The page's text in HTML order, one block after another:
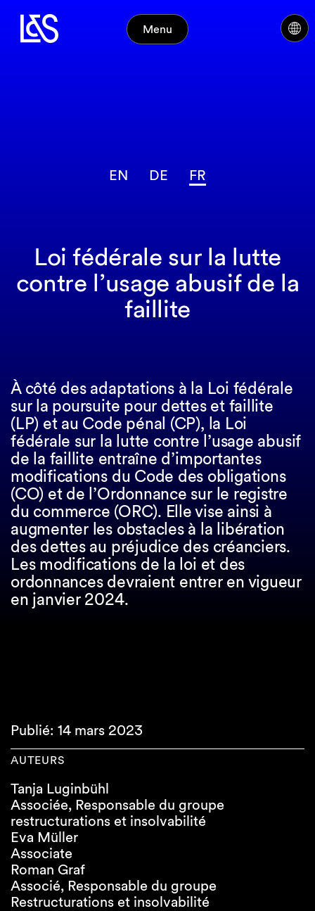
Menu
EN DE FR
Loi fédérale sur la lutte
contre l’usage abusif de la
faillite
À côté des adaptations à la Loi fédérale
sur la poursuite pour dettes et faillite
(LP) et au Code pénal (CP), la Loi
fédérale sur la lutte contre l’usage abusif
de la faillite entraîne d’importantes
modifications du Code des obligations
(CO) et de l’Ordonnance sur le registre
du commerce (ORC). Elle vise ainsi à
augmenter les obstacles à la libération
des dettes au préjudice des créanciers.
Les modifications de la loi et des
ordonnances devraient entrer en vigueur
en janvier 2024.
Publié: 14 mars 2023
AUTEURS
Tanja Luginbühl
Associée, Responsable du groupe
restructurations et insolvabilité
Eva Müller
Associate
Roman Graf
Associé, Responsable du groupe
Restructurations et insolvabilité